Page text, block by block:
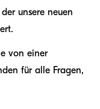
unsere neuen
von einer
für alle Fragen,